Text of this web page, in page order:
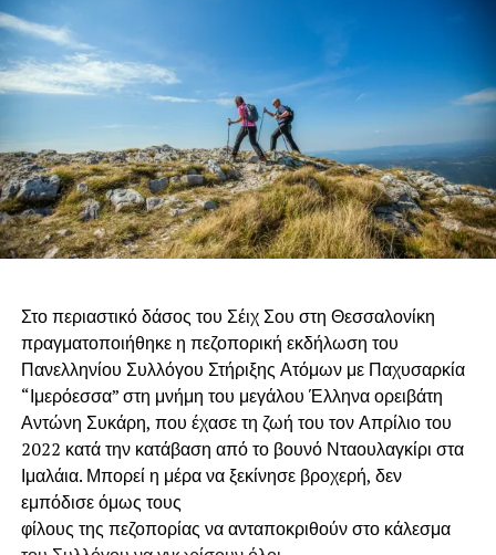
Στο περιαστικό δάσος του Σέιχ Σου στη Θεσσαλονίκη
πραγματοποιήθηκε η πεζοπορική εκδήλωση του
Πανελληνίου Συλλόγου Στήριξης Ατόμων με Παχυσαρκία
“Ιμερόεσσα” στη μνήμη του μεγάλου Έλληνα ορειβάτη
Αντώνη Συκάρη, που έχασε τη ζωή του τον Απρίλιο του
2022 κατά την κατάβαση από το βουνό Νταουλαγκίρι στα
Ιμαλάια. Μπορεί η μέρα να ξεκίνησε βροχερή, δεν
εμπόδισε όμως τους
φίλους της πεζοπορίας να ανταποκριθούν στο κάλεσμα